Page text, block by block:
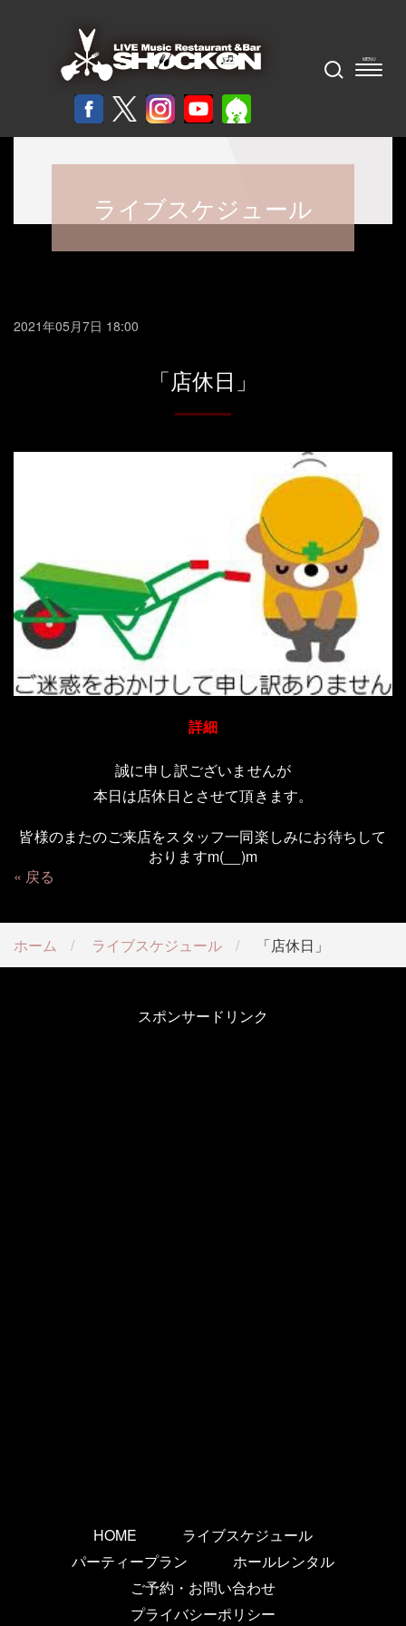
ライブスケジュール
2021年05月7日 18:00
「店休日」
詳細
誠に申し訳ございませんが
本日は店休日とさせて頂きます。
皆様のまたのご来店をスタッフ一同楽しみにお待ちして
おりますm(__)m
戻る
ホーム ライブスケジュール 「店休日」
スポンサードリンク
HOME
ライブスケジュール
パーティープラン
ホールレンタル
ご予約・お問い合わせ
プライバシーポリシー